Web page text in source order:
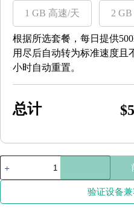
1 GB 高速/天 2
根据所选套餐，每日提供
用尽后自动转为标准速度且
小时自动重置。
总计 $
印
度
尼
亚
验证设备